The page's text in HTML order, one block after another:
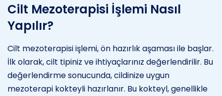
Cilt Mezoterapisi İşlemi Nasıl
Yapılır?
Cilt mezoterapisi işlemi, ön hazırlık aşaması ile başlar.
İlk olarak, cilt tipiniz ve ihtiyaçlarınız değerlendirilir. Bu
değerlendirme sonucunda, cildinize uygun
mezoterapi kokteyli hazırlanır. Bu kokteyl, genellikle